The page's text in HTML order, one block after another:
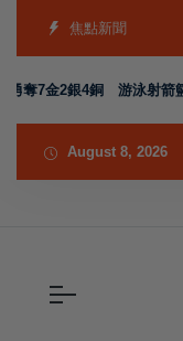
焦點新聞
奪7金2銀4銅 游泳射箭籃
August 8, 2026